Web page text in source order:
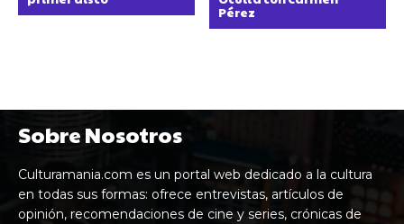
Pérez
Sobre Nosotros
Culturamania.com es un portal web dedicado a la cultura
en todas sus formas: ofrece entrevistas, artículos de
opinión, recomendaciones de cine y series, crónicas de